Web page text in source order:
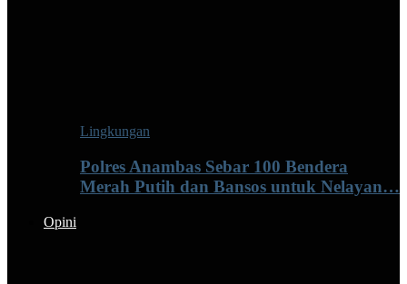
Lingkungan
Polres Anambas Sebar 100 Bendera
Merah Putih dan Bansos untuk Nelayan…
Opini